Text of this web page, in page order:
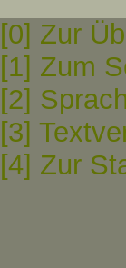
[0] Zur
[1] Zum
[2]
[3]
[4] Zur